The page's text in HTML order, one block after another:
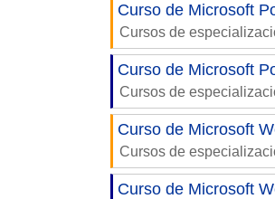
Curso de Microsoft
Cursos de
Curso de Microsoft
Cursos de
Curso de Microsoft
Cursos de
Curso de Microsoft